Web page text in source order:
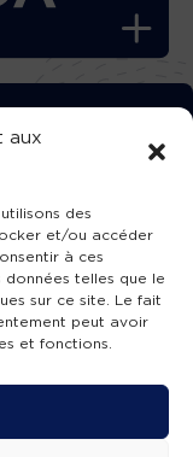
aux
des
et/ou accéder
à ces
telles que le
sur ce site. Le fait
peut avoir
et fonctions.
!